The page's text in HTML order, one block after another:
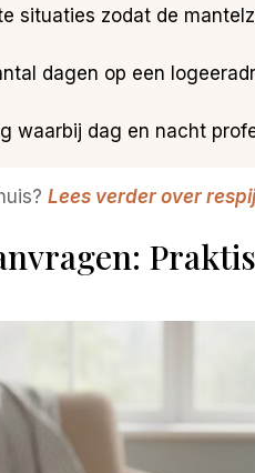
situaties zodat de
dagen op een
waarbij dag en nacht
Lees verder over